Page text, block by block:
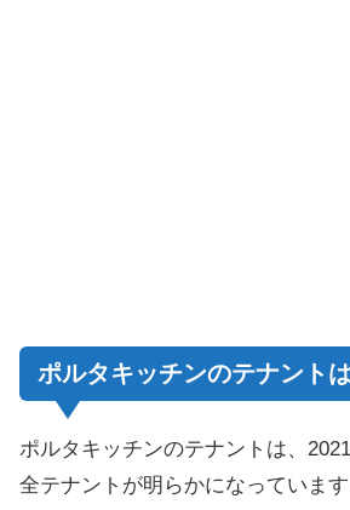
ポルタキッチンのテナント
ポルタキッチンのテナントは、
全テナントが明らかになっています